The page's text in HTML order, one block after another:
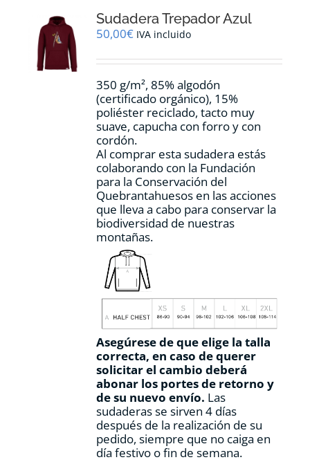
se
pueden
en
página
de
producto
Sudadera Trepador Azul
50,00€ IVA incluido
350 g/m², 85% algodón
(certificado orgánico), 15%
poliéster reciclado, tacto muy
suave, capucha con forro y con
cordón.
Al comprar esta sudadera estás
colaborando con la Fundación
para la Conservación del
Quebrantahuesos en las acciones
que lleva a cabo para conservar la
biodiversidad de nuestras
montañas.
Asegúrese de que elige la talla
correcta, en caso de querer
solicitar el cambio deberá
abonar los portes de retorno y
de su nuevo envío. Las
sudaderas se sirven 4 días
después de la realización de su
pedido, siempre que no caiga en
día festivo o fin de semana.